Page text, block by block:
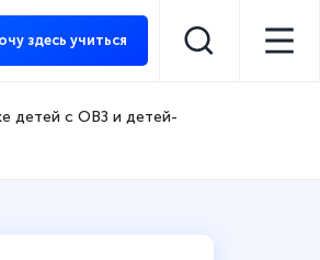
здесь учиться
детей с ОВЗ и детей-